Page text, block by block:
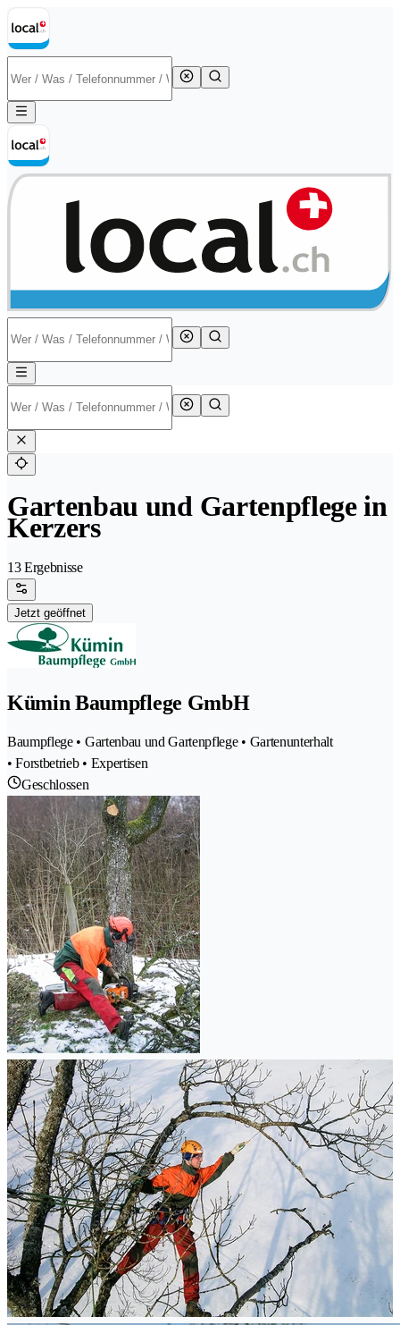
Gartenbau und Gartenpflege in
Kerzers
13 Ergebnisse
Jetzt geöffnet
Kümin Baumpflege GmbH
Baumpflege • Gartenbau und Gartenpflege • Gartenunterhalt
• Forstbetrieb • Expertisen
Geschlossen